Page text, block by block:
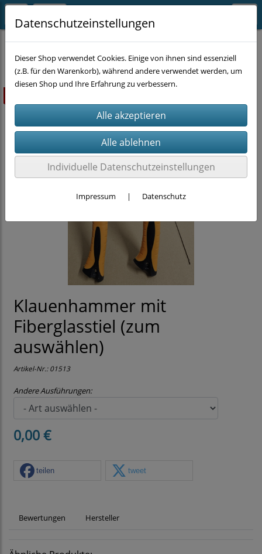
HANDWERKZEUG Hammer
Klauenhammer mit
Fiberglasstiel (zum
auswählen)
Artikel-Nr.:01513
Andere Ausführungen:
0,00 €
teilen tweet
Bewertungen Hersteller
Datenschutzeinstellungen
Dieser Shop verwendet Cookies. Einige von ihnen sind essenziell
(z.B. für den Warenkorb), während andere verwendet werden, um
diesen Shop und Ihre Erfahrung zu verbessern.
Individuelle Datenschutzeinstellungen
Impressum | Datenschutz